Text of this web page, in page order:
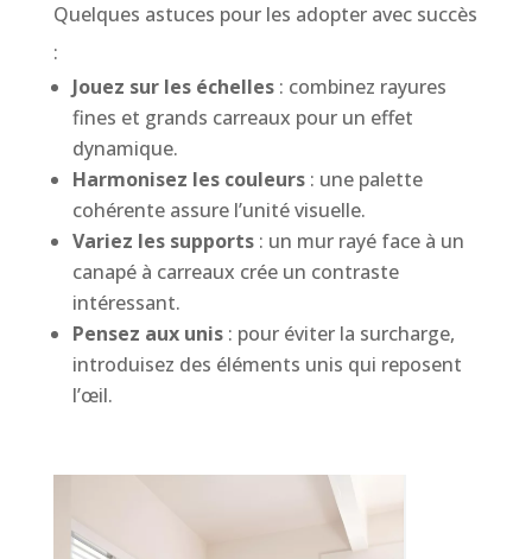
Quelques astuces pour les adopter avec succès
:
Jouez sur les échelles: combinez rayures
fines et grands carreaux pour un effet
dynamique.
Harmonisez les couleurs: une palette
cohérente assure l’unité visuelle.
Variez les supports: un mur rayé face à un
canapé à carreaux crée un contraste
intéressant.
Pensez aux unis: pour éviter la surcharge,
introduisez des éléments unis qui reposent
l’œil.